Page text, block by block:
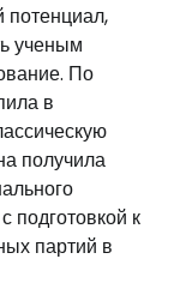
потенциал,
ученым
По
в
получила
подготовкой к
партий в